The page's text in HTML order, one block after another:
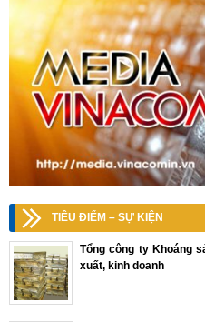
TIÊU ĐIỂM – SỰ KIỆN
Tổng công ty Khoáng
xuất, kinh doanh